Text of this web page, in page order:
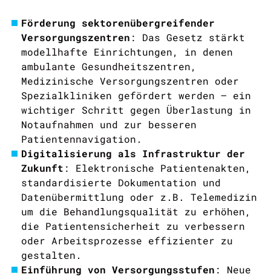
Förderung sektorenübergreifender
Versorgungszentren : Das Gesetz stärkt
modellhafte Einrichtungen, in denen
ambulante Gesundheitszentren,
Medizinische Versorgungszentren oder
Spezialkliniken gefördert werden – ein
wichtiger Schritt gegen Überlastung in
Notaufnahmen und zur besseren
Patientennavigation.
Digitalisierung als Infrastruktur der
Zukunft : Elektronische Patientenakten,
standardisierte Dokumentation und
Datenübermittlung oder z.B. Telemedizin
um die Behandlungsqualität zu erhöhen,
die Patientensicherheit zu verbessern
oder Arbeitsprozesse effizienter zu
gestalten.
Einführung von Versorgungsstufen : Neue